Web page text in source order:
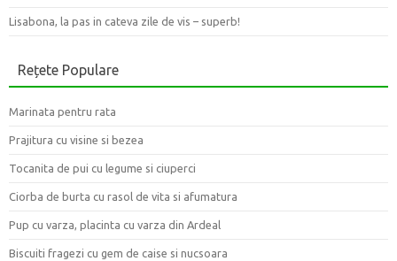
Lisabona, la pas in cateva zile de vis – superb!
Rețete Populare
Marinata pentru rata
Prajitura cu visine si bezea
Tocanita de pui cu legume si ciuperci
Ciorba de burta cu rasol de vita si afumatura
Pup cu varza, placinta cu varza din Ardeal
Biscuiti fragezi cu gem de caise si nucsoara